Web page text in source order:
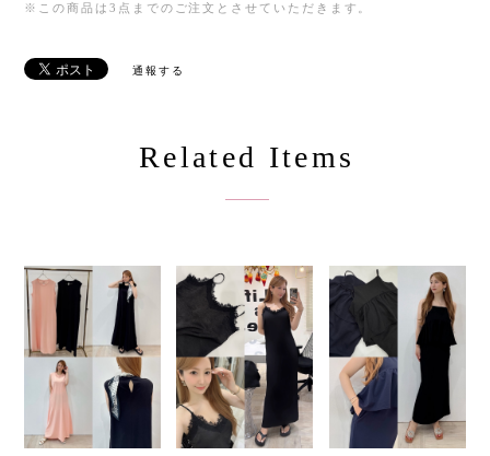
※この商品は3点までのご注文とさせていただきます。
通報する
Related Items